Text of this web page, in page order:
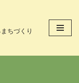
ちづくり